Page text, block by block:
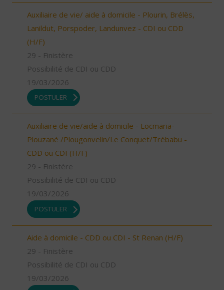
Auxiliaire de vie/ aide à domicile - Plourin, Brélès,
Lanildut, Porspoder, Landunvez - CDI ou CDD
(H/F)
29 - Finistère
Possibilité de CDI ou CDD
19/03/2026
POSTULER
Auxiliaire de vie/aide à domicile - Locmaria-
Plouzané /Plougonvelin/Le Conquet/Trébabu -
CDD ou CDI (H/F)
29 - Finistère
Possibilité de CDI ou CDD
19/03/2026
POSTULER
Aide à domicile - CDD ou CDI - St Renan (H/F)
29 - Finistère
Possibilité de CDI ou CDD
19/03/2026